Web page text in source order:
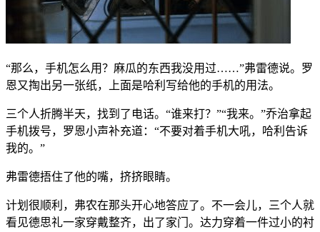
“那么，手机怎么用？麻瓜的东西我没用过……”弗雷德说。罗
恩又掏出另一张纸，上面是哈利写给他的手机的用法。
三个人折腾半天，找到了电话。“谁来打？”“我来。”乔治拿起
手机拨号，罗恩小声补充道：“不要对着手机大吼，哈利告诉
我的。”
弗雷德捂住了他的嘴，挤挤眼睛。
计划很顺利，弗农在那头开心地答应了。不一会儿，三个人就
看见德思礼一家穿戴整齐，出了家门。达力穿着一件过小的衬